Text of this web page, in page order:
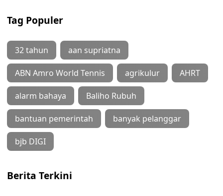
Tag Populer
32 tahun aan supriatna
ABN Amro World Tennis agrikulur AHRT
alarm bahaya Baliho Rubuh
bantuan pemerintah banyak pelanggar
bjb DIGI
Berita Terkini